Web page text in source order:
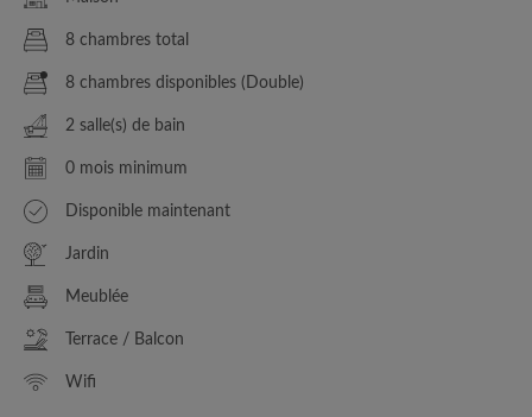
8 chambres total
8 chambres disponibles (Double)
2 salle(s) de bain
0 mois minimum
Disponible maintenant
Jardin
Meublée
Terrace / Balcon
Wifi